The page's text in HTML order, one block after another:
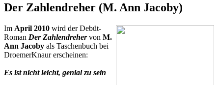
Der Zahlendreher (M. Ann Jacoby)
Im April 2010 wird der Debüt-
Roman Der Zahlendrehervon M.
Ann Jacoby als Taschenbuch bei
DroemerKnaur erscheinen:
Es ist nicht leicht, genial zu sein